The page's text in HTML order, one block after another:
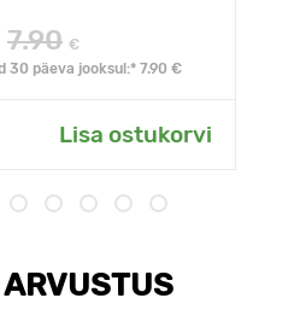
7.90 €
30 päeva jooksul:* 7.90 €
Lisa ostukorvi